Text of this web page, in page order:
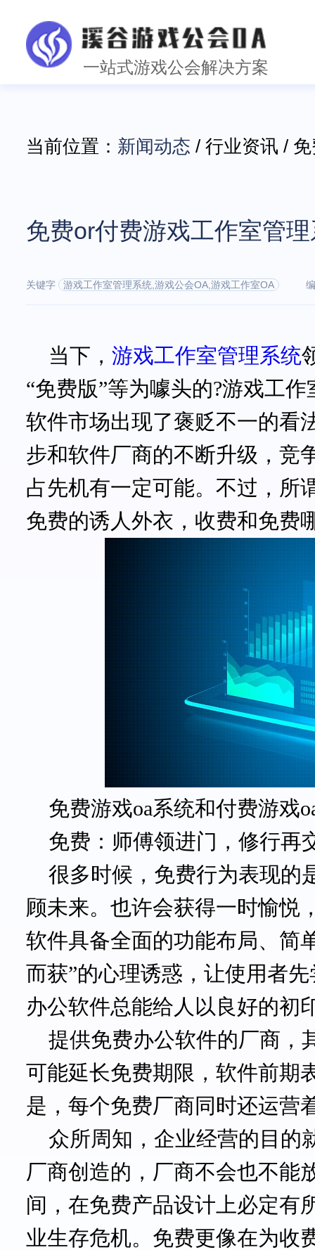
一站式游戏公会解决方案
当前位置： 新闻动态 / 行业资讯 /
免费or付费游戏工作室管
关键字 游戏工作室管理系统,游戏公会OA,游戏工作室OA
当下， 游戏工作室管理系统
“免费版”等为噱头的?游戏工
软件市场出现了褒贬不一的看
步和软件厂商的不断升级，竞
占先机有一定可能。不过，所
免费的诱人外衣，收费和免费
免费游戏oa系统和付费游戏
免费：师傅领进门，修行再
很多时候，免费行为表现的
顾未来。也许会获得一时愉悦
软件具备全面的功能布局、简
而获”的心理诱惑，让使用者
办公软件总能给人以良好的初
提供免费办公软件的厂商，
可能延长免费期限，软件前期
是，每个免费厂商同时还运营
众所周知，企业经营的目的
厂商创造的，厂商不会也不能
间，在免费产品设计上必定有
业生存危机。免费更像在为收